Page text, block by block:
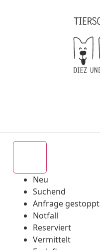
Neu
Suchend
Anfrage gestoppt
Notfall
Reserviert
Vermittelt